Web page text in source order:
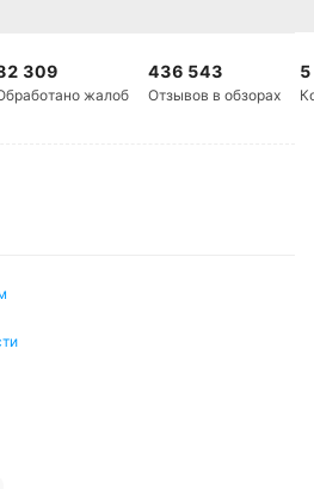
309
жалоб
436 543
Отзывов в обзорах